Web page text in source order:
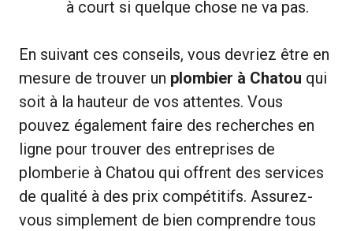
à court si quelque chose ne va pas.
En suivant ces conseils, vous devriez être en
mesure de trouver un plombier à Chatou qui
soit à la hauteur de vos attentes. Vous
pouvez également faire des recherches en
ligne pour trouver des entreprises de
plomberie à Chatou qui offrent des services
de qualité à des prix compétitifs. Assurez-
vous simplement de bien comprendre tous